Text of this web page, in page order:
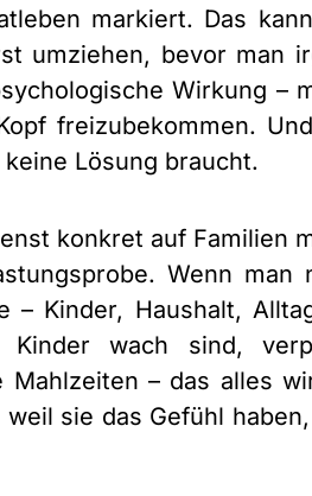
markiert. Das
umziehen, bevor man
Wirkung –
freizubekommen.
Lösung braucht.
konkret auf Familien
Wenn
– Kinder, Haushalt,
wach sind,
Mahlzeiten – das alles
sie das Gefühl